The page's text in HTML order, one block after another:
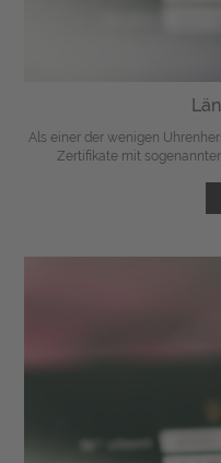
Als einer der wenigen
Zertifikate mit